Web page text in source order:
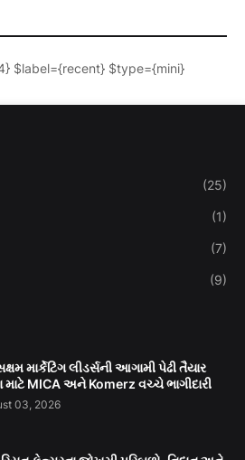
$label={recent} $type={mini}
(25)
(1)
(7)
(9)
માર્કેટિંગ લીડર્સની આગામી પેઢી તૈયાર
માટે MICA અને Komerz વચ્ચે ભાગીદારી
03, 2026